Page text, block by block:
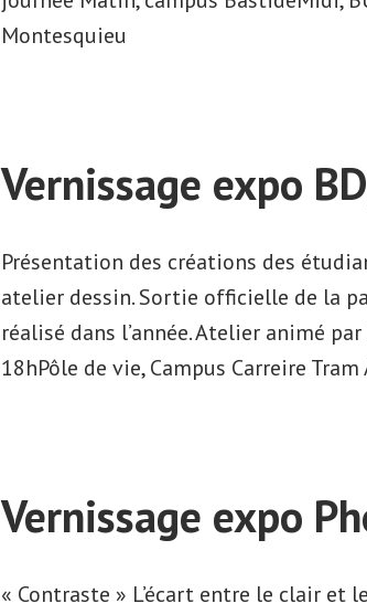
Montesquieu
Vernissage expo
Présentation des créations des
atelier dessin. Sortie officielle de la
réalisé dans l’année. Atelier animé
18hPôle de vie, Campus Carreire
Vernissage expo
« Contraste » L’écart entre le clair et